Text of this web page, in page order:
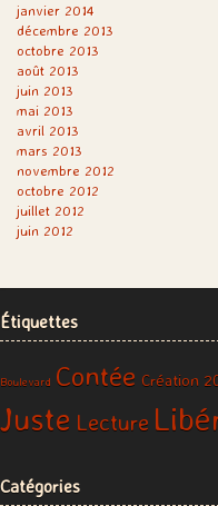
janvier 2014
décembre 2013
octobre 2013
août 2013
juin 2013
mai 2013
avril 2013
mars 2013
novembre 2012
octobre 2012
juillet 2012
juin 2012
Étiquettes
Boulevard Contée Création
Juste Lecture
Catégories